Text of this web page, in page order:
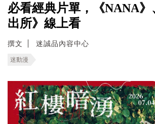
必看經典片單，《NANA》
出所》線上看
撰文 迷誠品內容中心
迷動漫